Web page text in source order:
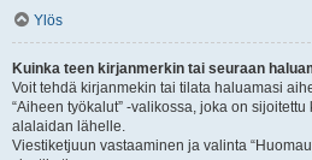
Ylös
Kuinka teen kirjanmerkin tai seuraan
Voit tehdä kirjanmekin tai tilata haluamasi
“Aiheen työkalut” -valikossa, joka on
alalaidan lähelle.
Viestiketjuun vastaaminen ja valinta